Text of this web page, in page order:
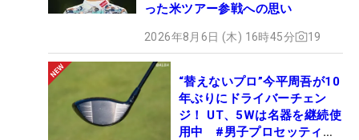
った米ツアー参戦への思い
2026年8月6日 (木) 16時45分 19
“替えないプロ”今平周吾が10
年ぶりにドライバーチェン
ジ！ UT、5Wは名器を継続使
用中 #男子プロセッティン